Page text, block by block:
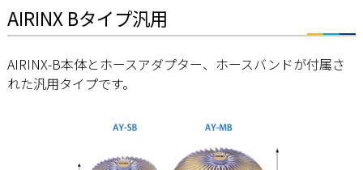
AIRINX Bタイプ汎用
AIRINX-B本体とホースアダプター、ホースバンドが付属さ
れた汎用タイプです。